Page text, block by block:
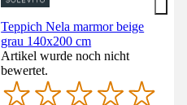
Teppich Nela marmor beige
grau 140x200 cm
Artikel wurde noch nicht
bewertet.